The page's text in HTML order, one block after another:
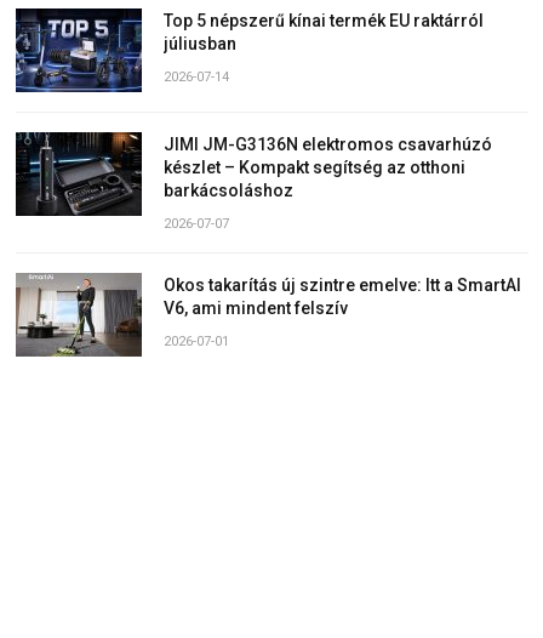
Top 5 népszerű kínai termék EU raktárról
júliusban
2026-07-14
JIMI JM-G3136N elektromos csavarhúzó
készlet – Kompakt segítség az otthoni
barkácsoláshoz
2026-07-07
Okos takarítás új szintre emelve: Itt a SmartAI
V6, ami mindent felszív
2026-07-01